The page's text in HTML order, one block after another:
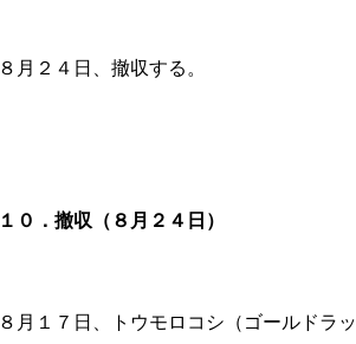
８月２４日、撤収する。
１０．撤収 （８月２４日）
８月１７日、トウモロコシ（ゴールドラ